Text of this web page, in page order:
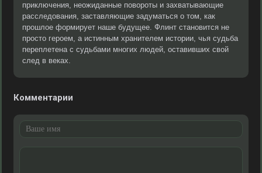
приключения, неожиданные повороты и захватывающие
расследования, заставляющие задуматься о том, как
прошлое формирует наше будущее. Флинт становится не
просто героем, а истинным хранителем истории, чья судьба
переплетена с судьбами многих людей, оставивших свой
след в веках.
Комментарии